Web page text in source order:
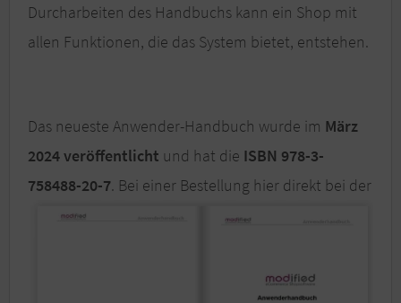
Durcharbeiten des Handbuchs kann ein Shop mit
allen Funktionen, die das System bietet, entstehen.
Das neueste Anwender-Handbuch wurde im März
2024 veröffentlicht und hat die ISBN 978-3-
758488-20-7. Bei einer Bestellung hier direkt bei der